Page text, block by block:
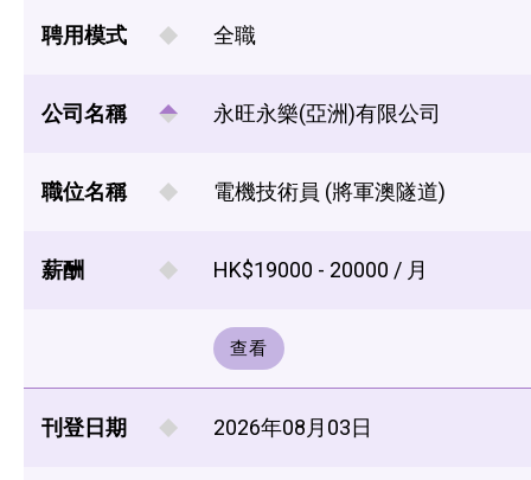
聘用模式 全職
公司名稱 永旺永樂(亞洲)有限公司
職位名稱 電機技術員 (將軍澳隧道)
薪酬 HK$19000 - 20000 / 月
查看
刊登日期 2026年08月03日